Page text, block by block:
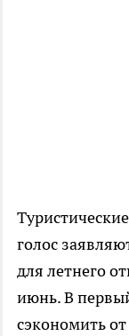
голос
для летнего
июнь. В
сэкономить